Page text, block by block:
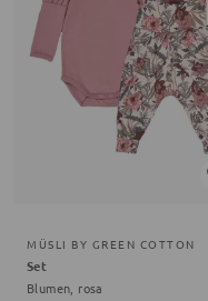
MÜSLI BY GREEN COTTON
Set
Blumen, rosa